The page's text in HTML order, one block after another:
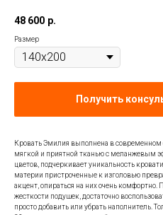
48 600 р.
Размер
Получить
Кровать Эмилия выполнена в
мягкой и приятной тканью с меланжевым
цветов, подчеркивает уникальность
материи пристроченные к изголовью
акцент, опираться на них очень
жесткости подушек, достаточно
просто добавить или убрать наполнитель.